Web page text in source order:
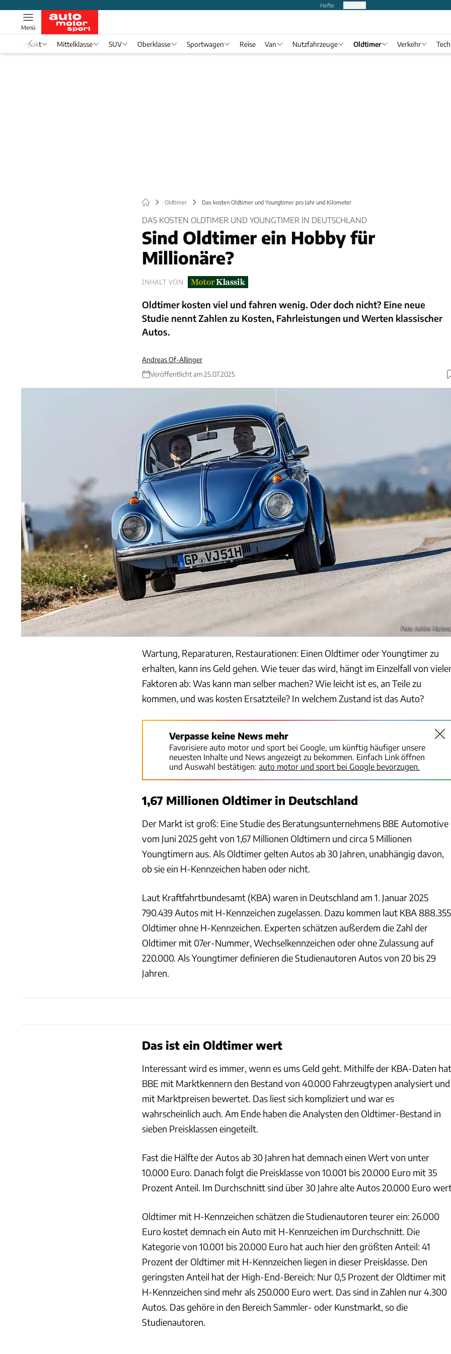
Hefte
Menü
Kompakt Mittelklasse SUV Oberklasse Sportwagen Reise Van Nutzfahrzeuge Oldtimer Verkehr
Oldtimer Das kosten Oldtimer und Youngtimer pro Jahr und Kilometer
DAS KOSTEN OLDTIMER UND YOUNGTIMER IN DEUTSCHLAND
Sind Oldtimer ein Hobby für
Millionäre?
INHALT VON
Oldtimer kosten viel und fahren wenig. Oder doch nicht? Eine neue
Studie nennt Zahlen zu Kosten, Fahrleistungen und Werten klassischer
Autos.
Andreas Of-Allinger
Veröffentlicht am 25.07.2025
Foto: Achim
Wartung, Reparaturen, Restaurationen: Einen Oldtimer oder Youngtimer zu
erhalten, kann ins Geld gehen. Wie teuer das wird, hängt im Einzelfall von
Faktoren ab: Was kann man selber machen? Wie leicht ist es, an Teile zu
kommen, und was kosten Ersatzteile? In welchem Zustand ist das Auto?
Verpasse keine News mehr
Favorisiere auto motor und sport bei Google, um künftig häufiger unsere
neuesten Inhalte und News angezeigt zu bekommen. Einfach Link öffnen
und Auswahl bestätigen: auto motor und sport bei Google bevorzugen.
1,67 Millionen Oldtimer in Deutschland
Der Markt ist groß: Eine Studie des Beratungsunternehmens BBE Automotive
vom Juni 2025 geht von 1,67 Millionen Oldtimern und circa 5 Millionen
Youngtimern aus. Als Oldtimer gelten Autos ab 30 Jahren, unabhängig davon,
ob sie ein H-Kennzeichen haben oder nicht.
Laut Kraftfahrtbundesamt (KBA) waren in Deutschland am 1. Januar 2025
790.439 Autos mit H-Kennzeichen zugelassen. Dazu kommen laut KBA 888.355
Oldtimer ohne H-Kennzeichen. Experten schätzen außerdem die Zahl der
Oldtimer mit 07er-Nummer, Wechselkennzeichen oder ohne Zulassung auf
220.000. Als Youngtimer definieren die Studienautoren Autos von 20 bis 29
Jahren.
Das ist ein Oldtimer wert
Interessant wird es immer, wenn es ums Geld geht. Mithilfe der KBA-Daten hat
BBE mit Marktkennern den Bestand von 40.000 Fahrzeugtypen analysiert und
mit Marktpreisen bewertet. Das liest sich kompliziert und war es
wahrscheinlich auch. Am Ende haben die Analysten den Oldtimer-Bestand in
sieben Preisklassen eingeteilt.
Fast die Hälfte der Autos ab 30 Jahren hat demnach einen Wert von unter
10.000 Euro. Danach folgt die Preisklasse von 10.001 bis 20.000 Euro mit 35
Prozent Anteil. Im Durchschnitt sind über 30 Jahre alte Autos 20.000 Euro
Oldtimer mit H-Kennzeichen schätzen die Studienautoren teurer ein: 26.000
Euro kostet demnach ein Auto mit H-Kennzeichen im Durchschnitt. Die
Kategorie von 10.001 bis 20.000 Euro hat auch hier den größten Anteil: 41
Prozent der Oldtimer mit H-Kennzeichen liegen in dieser Preisklasse. Den
geringsten Anteil hat der High-End-Bereich: Nur 0,5 Prozent der Oldtimer mit
H-Kennzeichen sind mehr als 250.000 Euro wert. Das sind in Zahlen nur 4.300
Autos. Das gehöre in den Bereich Sammler- oder Kunstmarkt, so die
Studienautoren.